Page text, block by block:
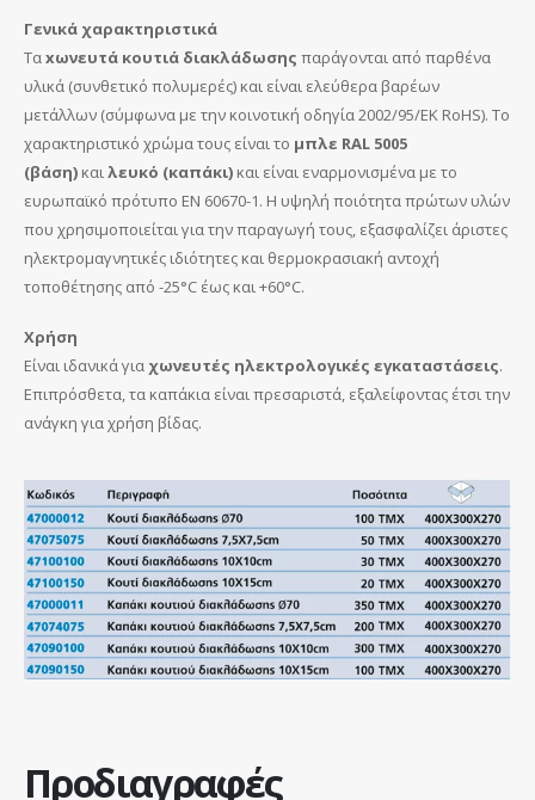
Γενικά χαρακτηριστικά
Ταxωνευτά κουτιά διακλάδωσης παράγονται από παρθένα
υλικά (συνθετικό πολυμερές) και είναι ελεύθερα βαρέων
μετάλλων (σύμφωνα με την κοινοτική οδηγία 2002/95/EK RoHS). Το
χαρακτηριστικό χρώμα τους είναι το μπλε RAL 5005
(βάση) και λευκό (καπάκι) και είναι εναρμονισμένα με το
ευρωπαϊκό πρότυπo EN 60670-1. Η υψηλή ποιότητα πρώτων υλών
που χρησιμοποιείται για την παραγωγή τους, εξασφαλίζει άριστες
ηλεκτρομαγνητικές ιδιότητες και θερμοκρασιακή αντοχή
τοποθέτησης από -25°C έως και +60°C.
Χρήση
Είναι ιδανικά για χωνευτές ηλεκτρολογικές εγκαταστάσεις.
Επιπρόσθετα, τα καπάκια είναι πρεσαριστά, εξαλείφοντας έτσι την
ανάγκη για χρήση βίδας.
Προδιαγραφές